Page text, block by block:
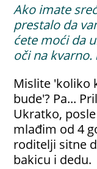
Ako imate
prestalo da
ćete moći da
oči na kvarno.
Mislite 'koliko
bude'? Pa...
Ukratko,
mlađim od 4
roditelji sitne
bakicu i dedu.